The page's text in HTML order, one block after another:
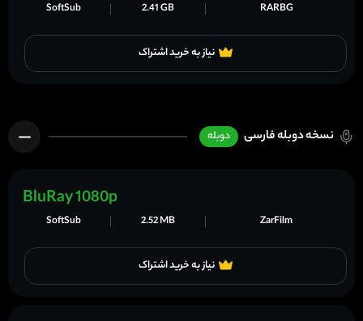
نیاز به خرید اشتراک
RARBG
2.41 GB
SoftSub
نسخه دوبله فارسی دوبله
نیاز به خرید اشتراک
ZarFilm
2.52 MB
SoftSub
BluRay 1080p